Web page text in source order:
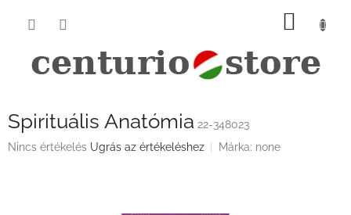
KOSÁR
Spirituális Anatómia 22-348023
A
Nincs értékelés Ugrás az értékeléshez Márka: none